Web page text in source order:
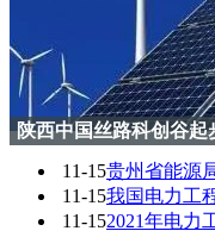
陕西迎十四运未央区
漕运明渠沿线）施工
11-15贵州省能源
11-15我国电力工
11-152021年电力